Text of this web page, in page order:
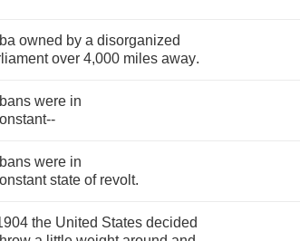
owned by a disorganized
over 4,000 miles away.
were in
--
were in
state of revolt.
the United States decided